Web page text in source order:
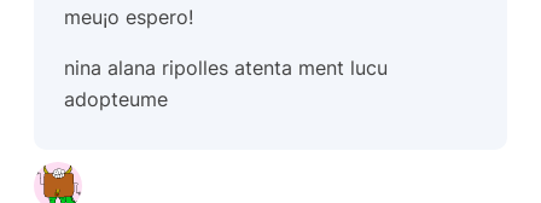
meu¡o espero!
nina alana ripolles atenta ment lucu
adopteume